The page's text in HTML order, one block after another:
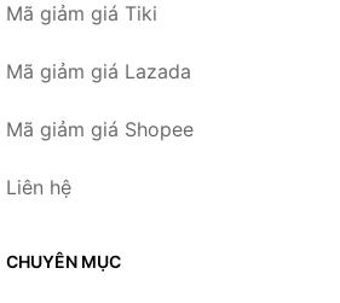
Mã giảm giá Tiki
Mã giảm giá Lazada
Mã giảm giá Shopee
Liên hệ
CHUYÊN MỤC